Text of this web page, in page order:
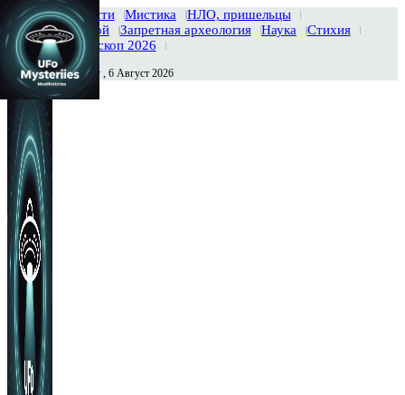
Главная Новости Мистика
НЛО, пришельцы
Тайны вселенной
Запретная археология Наука
Стихия
История
Гороскоп 2026
Сегодня Четверг , 6 Август 2026